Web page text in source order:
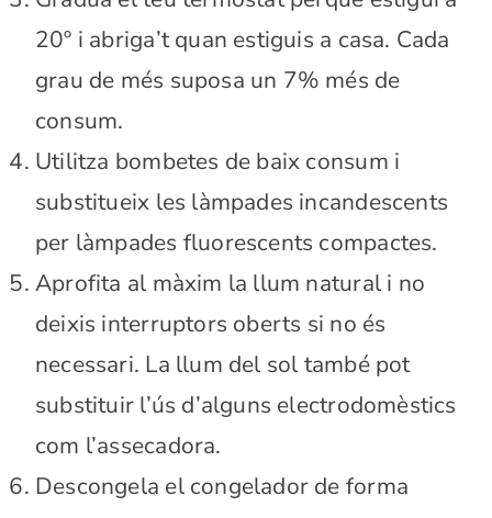
20º i abriga’t quan estiguis a casa. Cada
grau de més suposa un 7% més de
consum.
Utilitza bombetes de baix consum i
substitueix les làmpades incandescents
per làmpades fluorescents compactes.
Aprofita al màxim la llum natural i no
deixis interruptors oberts si no és
necessari. La llum del sol també pot
substituir l’ús d’alguns electrodomèstics
com l’assecadora.
Descongela el congelador de forma